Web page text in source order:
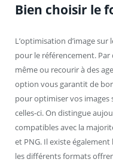
Bien choisir le
L’optimisation d’image
pour le référencement.
même ou recourir à des
option vous garantit de
pour optimiser vos images
celles-ci. On distingue
compatibles avec la
et PNG. Il existe
les différents formats